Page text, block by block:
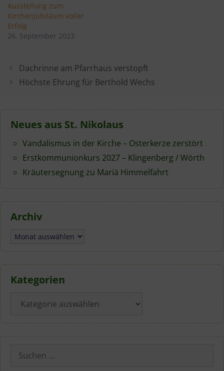
Ausstellung zum
Kirchenjubiläum voller
Erfolg
26. September 2023
Dachrinne am Pfarrhaus verstopft
Höchste Ehrung für Berthold Wechs
Neues aus St. Nikolaus
Vandalismus in der Kirche – Osterkerze zerstört
Erstkommunionkurs 2027 – Klingenberg / Wörth
Kräutersegnung zu Mariä Himmelfahrt
Archiv
Archiv
Kategorien
Suchen
nach: